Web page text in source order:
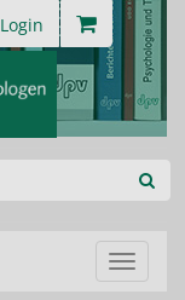
Login
ein-/